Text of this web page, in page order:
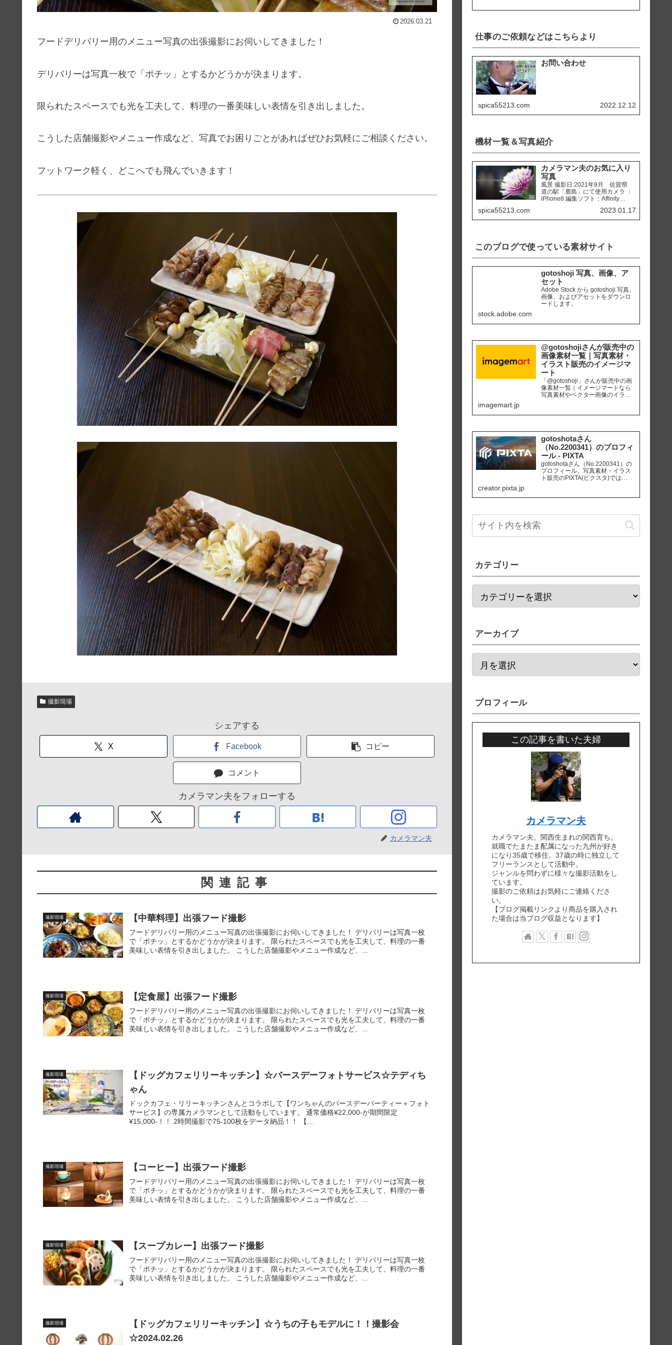
2026.03.21
フードデリバリー用のメニュー写真の出張撮影にお伺いしてきました！
デリバリーは写真一枚で「ポチッ」とするかどうかが決まります。
限られたスペースでも光を工夫して、料理の一番美味しい表情を引き出しました。
こうした店舗撮影やメニュー作成など、写真でお困りごとがあればぜひお気軽にご相談ください。
フットワーク軽く、どこへでも飛んでいきます！
撮影現場
シェアする
X Facebook コピー
コメント
カメラマン夫をフォローする
カメラマン夫
関連記事
撮影現場 【中華料理】出張フード撮影
フードデリバリー用のメニュー写真の出張撮影にお伺いしてきました！ デリバリーは写真一枚
で「ポチッ」とするかどうかが決まります。 限られたスペースでも光を工夫して、料理の一番
美味しい表情を引き出しました。 こうした店舗撮影やメニュー作成など、...
撮影現場 【定食屋】出張フード撮影
フードデリバリー用のメニュー写真の出張撮影にお伺いしてきました！ デリバリーは写真一枚
で「ポチッ」とするかどうかが決まります。 限られたスペースでも光を工夫して、料理の一番
美味しい表情を引き出しました。 こうした店舗撮影やメニュー作成など、...
撮影現場
【ドッグカフェリリーキッチン】☆バースデーフォトサービス☆テディち
ゃん
ドックカフェ・リリーキッチンさんとコラボして【ワンちゃんのバースデーパーティー＋フォト
サービス】の専属カメラマンとして活動をしています。 通常価格¥22,000-が期間限定
¥15,000-！！ 2時間撮影で75-100枚をデータ納品！！ 【...
撮影現場 【コーヒー】出張フード撮影
フードデリバリー用のメニュー写真の出張撮影にお伺いしてきました！ デリバリーは写真一枚
で「ポチッ」とするかどうかが決まります。 限られたスペースでも光を工夫して、料理の一番
美味しい表情を引き出しました。 こうした店舗撮影やメニュー作成など、...
撮影現場 【スープカレー】出張フード撮影
フードデリバリー用のメニュー写真の出張撮影にお伺いしてきました！ デリバリーは写真一枚
で「ポチッ」とするかどうかが決まります。 限られたスペースでも光を工夫して、料理の一番
美味しい表情を引き出しました。 こうした店舗撮影やメニュー作成など、...
撮影現場
【ドッグカフェリリーキッチン】☆うちの子もモデルに！！撮影会
☆2024.02.26
仕事のご依頼などはこちらより
お問い合わせ
spica55213.com 2022.12.12
機材一覧＆写真紹介
カメラマン夫のお気に入り
写真
風景 撮影日:2021年9月 佐賀県
道の駅「鹿島」にて使用カメラ ：
iPhone8 編集ソフト：Affinity
天草市 「ホテルアレグリアガー
デンズ天草」にて使用カメラ ：
spica55213.com 2023.01.17
このブログで使っている素材サイト
gotoshoji 写真、画像、ア
セット
Adobe Stock から gotoshoji 写真、
画像、およびアセットをダウンロ
ードします。
stock.adobe.com
@gotoshojiさんが販売中の
画像素材一覧｜写真素材・
イラスト販売のイメージマ
ート
「@gotoshoji」さんが販売中の画
像素材一覧｜イメージマートなら
写真素材やベクター画像のイラス
購入可能です。個人、商用を問わ
イヤリティフリー画像を、広報、
販促、社内資料作り、サイト運営
等にご活用ください。
imagemart.jp
gotoshotaさん
（No.2200341）のプロフィ
ール - PIXTA
gotoshotaさん（No.2200341）の
プロフィール。写真素材・イラス
ト販売のPIXTA(ピクスタ)では
550円から購入可能です。毎週更新
creator.pixta.jp
カテゴリー
アーカイブ
プロフィール
この記事を書いた夫婦
カメラマン夫
カメラマン夫。関西生まれの関西育ち。
就職でたまたま配属になった九州が好き
になり35歳で移住。37歳の時に独立して
フリーランスとして活動中。
ジャンルを問わずに様々な撮影活動をし
ています。
撮影のご依頼はお気軽にご連絡くださ
い。
【ブログ掲載リンクより商品を購入され
た場合は当ブログ収益となります】